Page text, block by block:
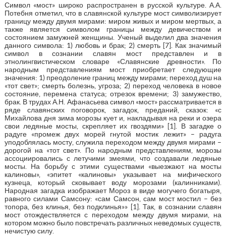
Символ «мост» широко распространен в русской культуре. А.А.
Потебня отметил, что в славянской культуре мост символизирует
границу между двумя мирами: миром живых и миром мертвых, а
также является символом границы между девичеством и
состоянием замужней женщины. Ученый выделил два значения
данного символа: 1) любовь и брак; 2) смерть [7]. Как значимый
символ в сознании славян мост представлен и в
этнолингвистическом словаре «Славянские древности». По
народным представлениям мост приобретает следующие
значения: 1) преодоление границ между мирами; переход душ на
«тот свет»; смерть болезнь, угроза; 2) переход человека в новое
состояние, перемена статуса; отрезок времени; 3) замужество,
брак. В трудах А.Н. Афанасьева символ «мост» рассматривается в
ряде славянских поговорок, загадок, преданий, сказок: «с
Михайлова дня зима морозы кует и, накладывая на реки и озера
свои ледяные мосты, скрепляет их гвоздями» [1]. В загадке о
радуге «промеж двух морей гнутой мостик лежит» – радуга
уподоблялась мосту, служила переходом между двумя мирами –
дорогой на «тот свет». По народным представлениям, морозы
ассоциировались с летучими змеями, что создавали ледяные
мосты. На борьбу с этими существами «выезжают на мосты
калиновы», «эпитет «калиновы» указывает на мифического
кузнеца, который сковывает воду морозами (калинниками).
Народная загадка изображает Мороз в виде могучего богатыря,
равного силами Самсону: «сам Самсон, сам мост мостил – без
топора, без клинья, без подклинья»» [1]. Так, в сознании славян
мост отождествляется с переходом между двумя мирами, на
котором можно было повстречать различных неведомых существ,
нечистую силу.